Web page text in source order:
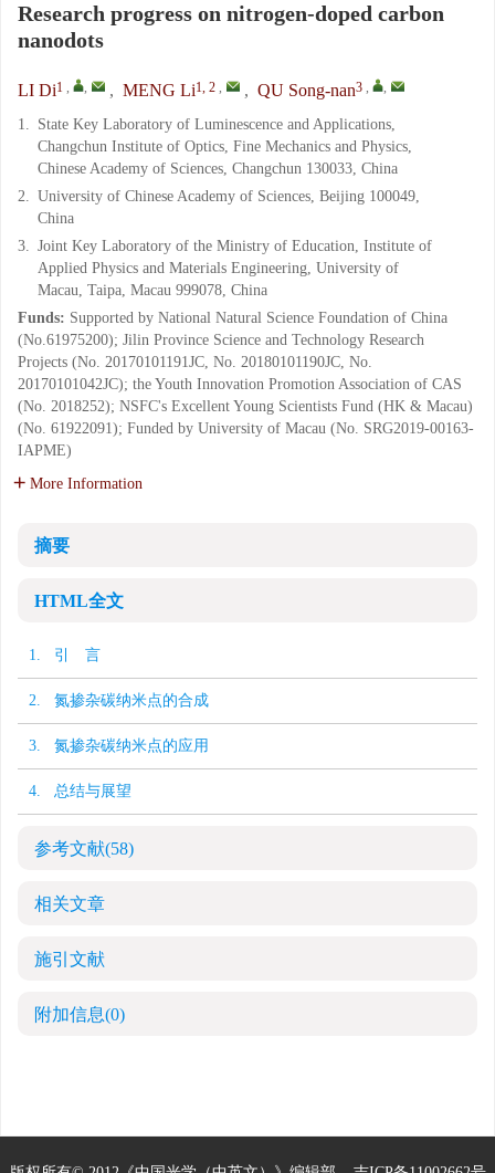
Research progress on nitrogen-doped carbon
nanodots
LI Di1 , , , MENG Li1, 2 , , QU Song-nan3 , ,
1. State Key Laboratory of Luminescence and Applications,
Changchun Institute of Optics, Fine Mechanics and Physics,
Chinese Academy of Sciences, Changchun 130033, China
2. University of Chinese Academy of Sciences, Beijing 100049,
China
3. Joint Key Laboratory of the Ministry of Education, Institute of
Applied Physics and Materials Engineering, University of
Macau, Taipa, Macau 999078, China
Funds: Supported by National Natural Science Foundation of China
(No.61975200); Jilin Province Science and Technology Research
Projects (No. 20170101191JC, No. 20180101190JC, No.
20170101042JC); the Youth Innovation Promotion Association of CAS
(No. 2018252); NSFC's Excellent Young Scientists Fund (HK & Macau)
(No. 61922091); Funded by University of Macau (No. SRG2019-00163-
IAPME)
More Information
摘要
HTML全文
1. 引 言
2. 氮掺杂碳纳米点的合成
3. 氮掺杂碳纳米点的应用
4. 总结与展望
参考文献(58)
相关文章
施引文献
附加信息(0)